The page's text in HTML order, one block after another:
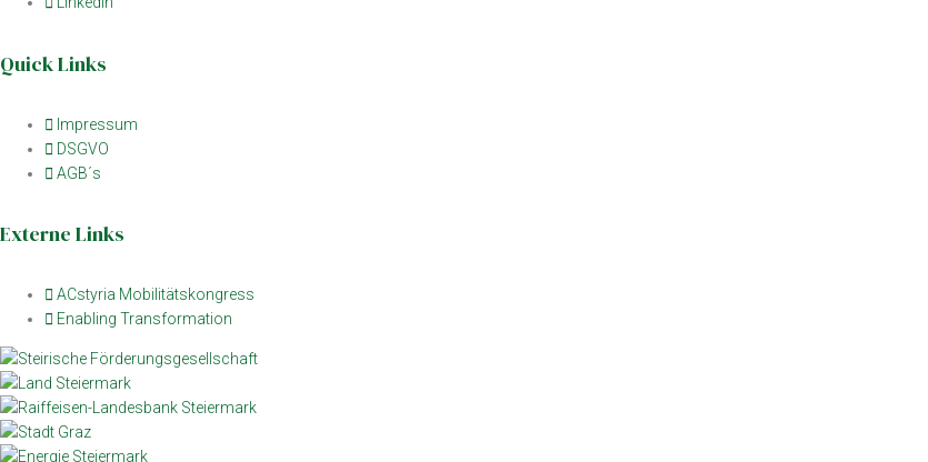
Quick Links
Impressum
DSGVO
AGB´s
Externe Links
ACstyria Mobilitätskongress
Enabling Transformation